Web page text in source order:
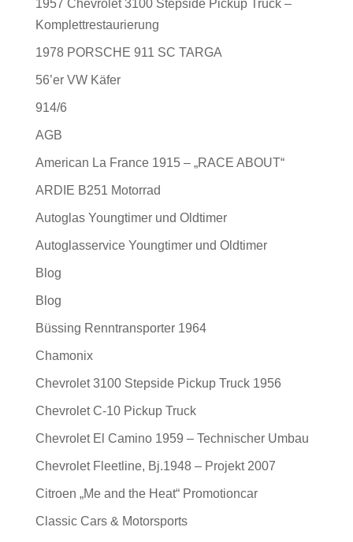
1957 Chevrolet 3100 Stepside Pickup Truck –
Komplettrestaurierung
1978 PORSCHE 911 SC TARGA
56’er VW Käfer
914/6
AGB
American La France 1915 – „RACE ABOUT“
ARDIE B251 Motorrad
Autoglas Youngtimer und Oldtimer
Autoglasservice Youngtimer und Oldtimer
Blog
Blog
Büssing Renntransporter 1964
Chamonix
Chevrolet 3100 Stepside Pickup Truck 1956
Chevrolet C-10 Pickup Truck
Chevrolet El Camino 1959 – Technischer Umbau
Chevrolet Fleetline, Bj.1948 – Projekt 2007
Citroen „Me and the Heat“ Promotioncar
Classic Cars & Motorsports